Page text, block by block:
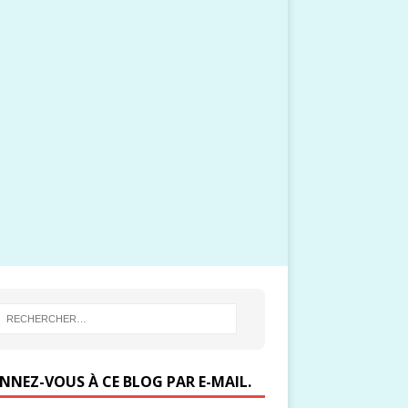
VOUS À CE BLOG PAR E-MAIL.